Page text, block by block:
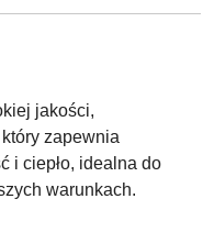
jakości,
zapewnia
i ciepło, idealna do
warunkach.